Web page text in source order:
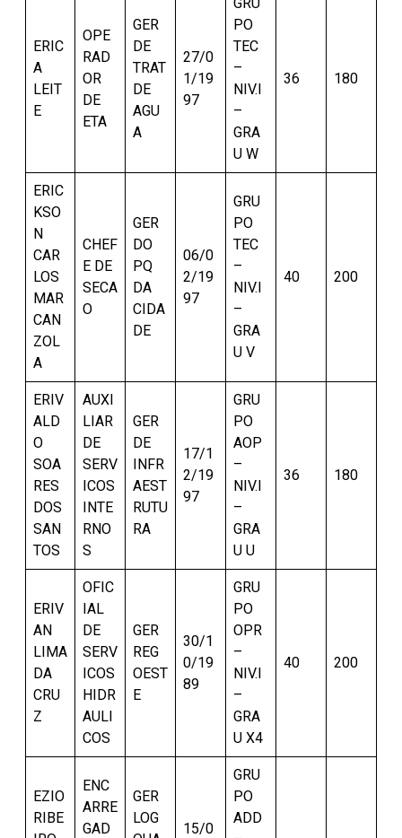
ERIC
A
LEIT
E
OPE
RAD
OR
DE
ETA
GER
DE
TRAT
DE
AGU
A
27/0
1/19
97
PO
TEC
–
NIV.I
–
GRA
U W
36 180
ERIC
KSO
N
CAR
LOS
MAR
CAN
ZOL
A
CHEF
E DE
SECA
O
GER
DO
PQ
DA
CIDA
DE
06/0
2/19
97
GRU
PO
TEC
–
NIV.I
–
GRA
U V
40 200
ERIV
ALD
O
SOA
RES
DOS
SAN
TOS
AUXI
LIAR
DE
SERV
ICOS
INTE
RNO
S
GER
DE
INFR
AEST
RUTU
RA
17/1
2/19
97
GRU
PO
AOP
–
NIV.I
–
GRA
U U
36 180
ERIV
AN
LIMA
DA
CRU
Z
OFIC
IAL
DE
SERV
ICOS
HIDR
AULI
COS
GER
REG
OEST
E
30/1
0/19
89
GRU
PO
OPR
–
NIV.I
–
GRA
U X4
40 200
EZIO
RIBE
ENC
ARRE
GAD
GER
LOG
15/0
GRU
PO
ADD